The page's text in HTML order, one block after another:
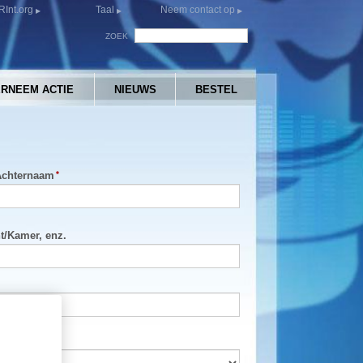
Taal Neem contact op
ZOEK
ACTIE NIEUWS BESTEL
/Kamer, enz.